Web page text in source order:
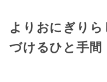
よりおにぎり
づけるひと手間